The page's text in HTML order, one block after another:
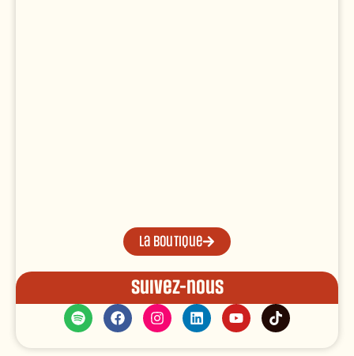
La boutique
Suivez-nous